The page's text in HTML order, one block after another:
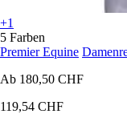
+1
5 Farben
Premier Equine
Ab 180,50 CHF
119,54 CHF